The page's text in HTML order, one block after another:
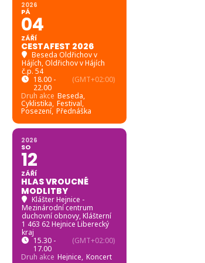
2026
PÁ
04
ZÁŘÍ
CESTAFEST 2026
Beseda Oldřichov v
Hájích, Oldřichov v Hájích
č.p. 54
18.00 -
22.00
(GMT+02:00)
Druh akce Beseda,
Cyklistika, Festival,
Posezení, Přednáška
2026
SO
12
ZÁŘÍ
HLAS VROUCNÉ
MODLITBY
Klášter Hejnice -
Mezinárodní centrum
duchovní obnovy, Klášterní
1 463 62 Hejnice Liberecký
kraj
15.30 -
17.00
(GMT+02:00)
Druh akce Hejnice, Koncert